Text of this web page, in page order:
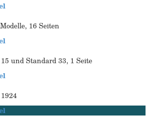
16 Seiten
und Standard 33, 1 Seite